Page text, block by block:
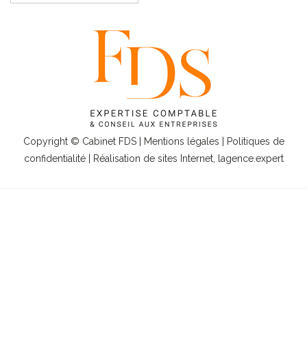
Copyright © Cabinet FDS | Mentions légales
Politiques de
confidentialité| Réalisation de sites Internet, lagence.expert